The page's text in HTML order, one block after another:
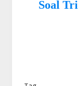
Soal